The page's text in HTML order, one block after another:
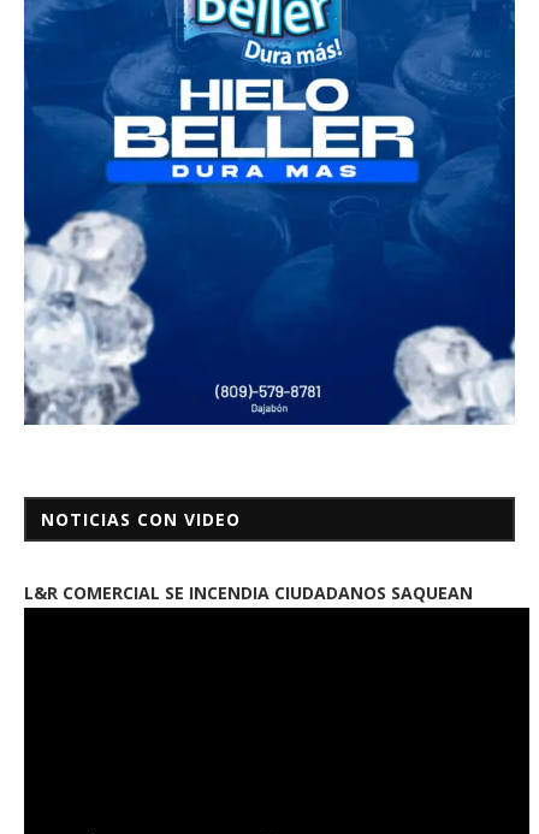
NOTICIAS CON VIDEO
L&R COMERCIAL SE INCENDIA CIUDADANOS SAQUEAN